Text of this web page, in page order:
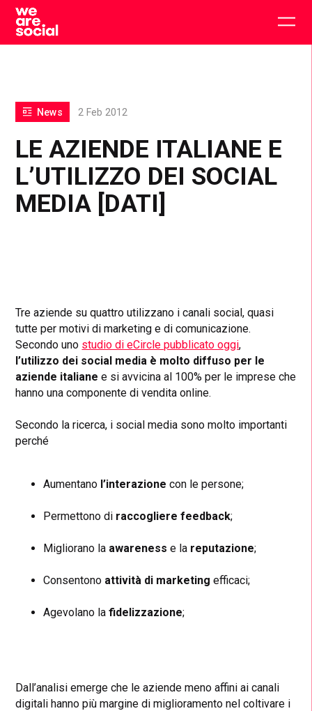
Skip
content
LE AZIENDE ITALIANE E
L’UTILIZZO DEI SOCIAL
MEDIA [DATI]
News 2 Feb 2012
Tre aziende su quattro utilizzano i canali social, quasi
tutte per motivi di marketing e di comunicazione.
Secondo uno studio di eCircle pubblicato oggi,
l’utilizzo dei social media è molto diffuso per le
aziende italiane e si avvicina al 100% per le imprese che
hanno una componente di vendita online.
Secondo la ricerca, i social media sono molto importanti
perché
Aumentano l’interazione con le persone;
Permettono di raccogliere feedback;
Migliorano la awareness e la reputazione;
Consentono attività di marketing efficaci;
Agevolano lafidelizzazione;
Dall’analisi emerge che le aziende meno affini ai canali
digitali hanno più margine di miglioramento nel coltivare i